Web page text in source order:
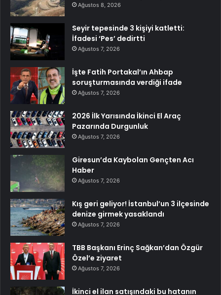
Ağustos 8, 2026
Seyir tepesinde 3 kişiyi katletti:
İfadesi ‘Pes’ dedirtti
Ağustos 7, 2026
İşte Fatih Portakal’ın Ahbap
soruşturmasında verdiği ifade
Ağustos 7, 2026
2026 İlk Yarısında İkinci El Araç
Pazarında Durgunluk
Ağustos 7, 2026
Giresun’da Kaybolan Gençten Acı
Haber
Ağustos 7, 2026
Kış geri geliyor! İstanbul’un 3 ilçesinde
denize girmek yasaklandı
Ağustos 7, 2026
TBB Başkanı Erinç Sağkan’dan Özgür
Özel’e ziyaret
Ağustos 7, 2026
İkinci el ilan satışındaki bu hatanın